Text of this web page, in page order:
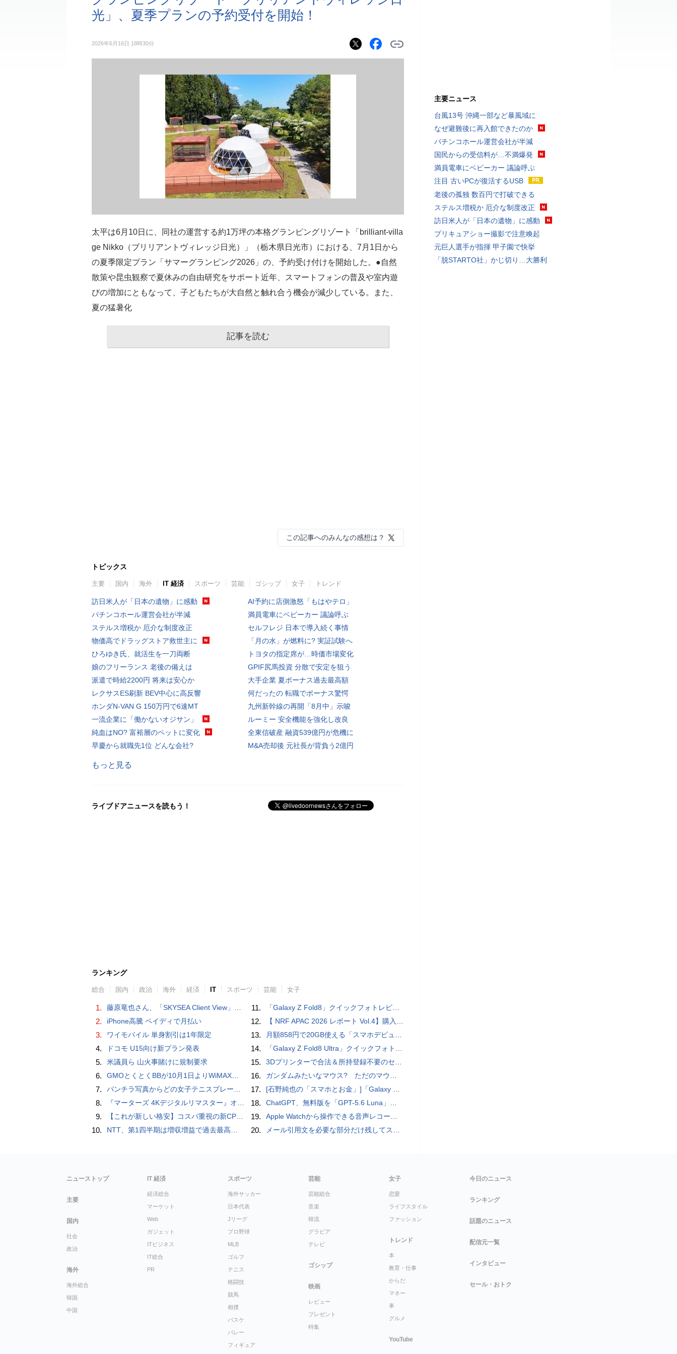
光」、夏季プランの予約受付を開始！
2026年6月16日 18時30分
太平は6月10日に、同社の運営する約1万坪の本格グランピングリゾート「brilliant-villa
ge Nikko（ブリリアントヴィレッジ日光）」（栃木県日光市）における、7月1日から
の夏季限定プラン「サマーグランピング2026」の、予約受け付けを開始した。●自然
散策や昆虫観察で夏休みの自由研究をサポート近年、スマートフォンの普及や室内遊
びの増加にともなって、子どもたちが大自然と触れ合う機会が減少している。また、
夏の猛暑化
記事を読む
この記事へのみんなの感想は？
トピックス
主要 国内 海外 IT 経済 スポーツ 芸能 ゴシップ 女子 トレンド
訪日米人が「日本の遺物」に感動
パチンコホール運営会社が半減
ステルス増税か 厄介な制度改正
物価高でドラッグストア救世主に
ひろゆき氏、就活生を一刀両断
娘のフリーランス 老後の備えは
派遣で時給2200円 将来は安心か
レクサスES刷新 BEV中心に高反響
ホンダN-VAN G 150万円で6速MT
一流企業に「働かないオジサン」
純血はNO? 富裕層のペットに変化
早慶から就職先1位 どんな会社?
AI予約に店側激怒「もはやテロ」
満員電車にベビーカー 議論呼ぶ
セルフレジ 日本で導入続く事情
「月の水」が燃料に? 実証試験へ
トヨタの指定席が…時価市場変化
GPIF尻馬投資 分散で安定を狙う
大手企業 夏ボーナス過去最高額
何だったの 転職でボーナス驚愕
九州新幹線の再開「8月中」示唆
ルーミー 安全機能を強化し改良
全東信破産 融資539億円が危機に
M&A売却後 元社長が背負う2億円
もっと見る
ライブドアニュースを読もう！
ランキング
総合 国内 政治 海外 経済 IT スポーツ 芸能 女子
1. 藤原竜也さん、「SKYSEA Client View」新CMで「AI労務改善」をアピール 働き方をAIが分析したら「すぐに休んで」と言われる？
2. iPhone高騰 ペイディで月払い
3. ワイモバイル 単身割引は1年限定
4. ドコモ U15向け新プラン発表
5. 米議員ら 山火事賭けに規制要求
6. GMOとくとくBBが10月1日よりWiMAXなど月額605円値上げ！全6種の重要変更を徹底解説
7. パンチラ写真からどの女子テニスプレーヤーのものなのか当てるクイズ「Tennis Upskirts」
8. 『マーターズ 4Kデジタルリマスター』オールナイト上映、鬼畜な併映作品が決定 全部観たら“生還証”をプレゼント［ホラー通信］
9. 【これが新しい格安】コスパ重視の新CPUを搭載した「 Beelink EQi Wildcat Lake Core 3 304」をレビューします。なんと10G LANも搭載していますよ
10. NTT、第1四半期は増収増益で過去最高 IOWNや分散GPUの取り組みを説明
11. 「Galaxy Z Fold8」クイックフォトレビュー
12. 【 NRF APAC 2026 レポート Vol.4】購入の瞬間に眠る価値 Transaction Momentとリテールの次の成長戦略
13. 月額858円で20GB使える「スマホデビュープラン U15」ドコモが提供、ahamoも割引になる親子割も
14. 「Galaxy Z Fold8 Ultra」クイックフォトレビュー
15. 3Dプリンターで合法＆所持登録不要のセミオートマチック銃を自作、発砲試験にも成功した猛者が登場
16. ガンダムみたいなマウス? ただのマウスとは違うのだよ1944通りの形状に変更できる驚異のマウス
17. [石野純也の「スマホとお金」]「Galaxy Z Fold7／Flip7」発表、注目したいソフトバンクの価格攻勢
18. ChatGPT、無料版を「GPT-5.6 Luna」に刷新、チャット無制限に 有料版のSolも精度向上
19. ​Apple Watchから操作できる音声レコーダMeta Recorder、録音レベル調整も対応
20. メール引用文を必要な部分だけ残してスッキリ返信するiPhoneメールの便利技：iPhone Tips
主要ニュース
台風13号 沖縄一部など暴風域に
なぜ避難後に再入館できたのか
パチンコホール運営会社が半減
国民からの受信料が…不満爆発
満員電車にベビーカー 議論呼ぶ
注目 古いPCが復活するUSB
老後の孤独 数百円で打破できる
ステルス増税か 厄介な制度改正
訪日米人が「日本の遺物」に感動
プリキュアショー撮影で注意喚起
元巨人選手が指揮 甲子園で快挙
「脱STARTO社」かじ切り…大勝利
ニューストップ
主要
国内
社会
政治
海外
海外総合
韓国
中国
IT 経済
経済総合
マーケット
Web
ガジェット
ITビジネス
IT総合
PR
スポーツ
海外サッカー
日本代表
Jリーグ
プロ野球
MLB
ゴルフ
テニス
格闘技
競馬
相撲
バスケ
バレー
フィギュア
芸能
芸能総合
音楽
韓流
グラビア
テレビ
ゴシップ
映画
レビュー
プレゼント
特集
女子
恋愛
ライフスタイル
ファッション
トレンド
本
教育・仕事
からだ
マネー
車
グルメ
YouTube
今日のニュース
ランキング
話題のニュース
配信元一覧
インタビュー
セール・おトク